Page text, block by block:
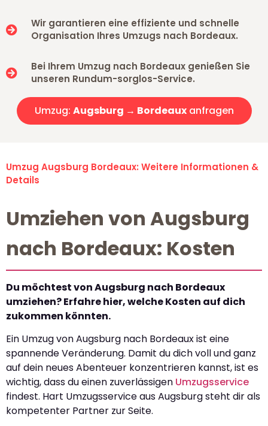
Wir garantieren eine effiziente und schnelle
Organisation Ihres Umzugs nach Bordeaux.
Bei Ihrem Umzug nach Bordeaux genießen Sie
unseren Rundum-sorglos-Service.
Umzug: Augsburg → Bordeauxanfragen
Umzug Augsburg Bordeaux: Weitere Informationen &
Details
Umziehen von Augsburg
nach Bordeaux: Kosten
Du möchtest von Augsburg nach Bordeaux
umziehen? Erfahre hier, welche Kosten auf dich
zukommen könnten.
Ein Umzug von Augsburg nach Bordeaux ist eine
spannende Veränderung. Damit du dich voll und ganz
auf dein neues Abenteuer konzentrieren kannst, ist es
wichtig, dass du einen zuverlässigen Umzugsservice
findest. Hart Umzugsservice aus Augsburg steht dir als
kompetenter Partner zur Seite.